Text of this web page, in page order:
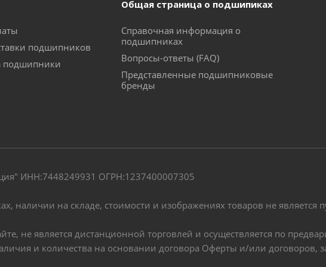
подшипников
подшипники
Общая страница о подшипиках
Справочная информация о
подшипниках
Вопросы-ответы (FAQ)
Представленные подшипниковые
бренды
ИНН:7448249931 ОГРН:1237400007305
наличии на складе, стоимости и изображениях товаров не является
не является дистанционной торговлей и осуществляется по
и количества на основании договора Оферты и/или